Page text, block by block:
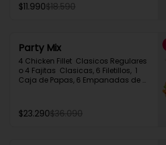
$11.990$18.590
Party Mix
4 Chicken Fillet  Clasicos Regulares
o 4 Fajitas  Clasicas, 6 Filetillos,  1
Caja de Papas, 6 Empanadas de
$23.290$36.090